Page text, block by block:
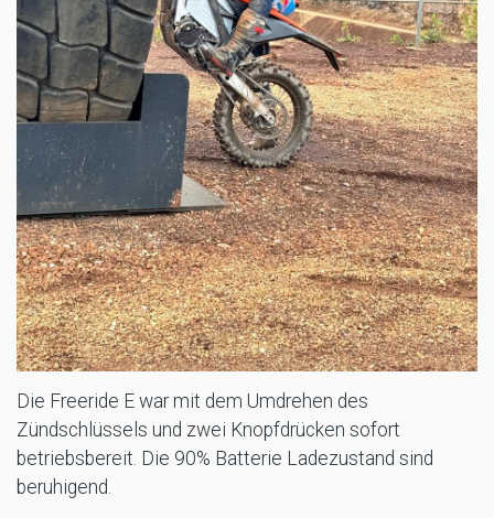
Die Freeride E war mit dem Umdrehen des
Zündschlüssels und zwei Knopfdrücken sofort
betriebsbereit. Die 90% Batterie Ladezustand sind
beruhigend.